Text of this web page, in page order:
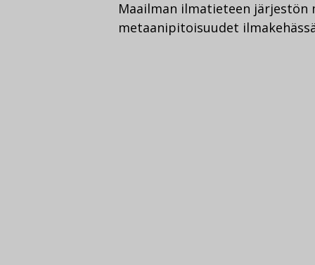
Maailman ilmatieteen järjestön
metaanipitoisuudet